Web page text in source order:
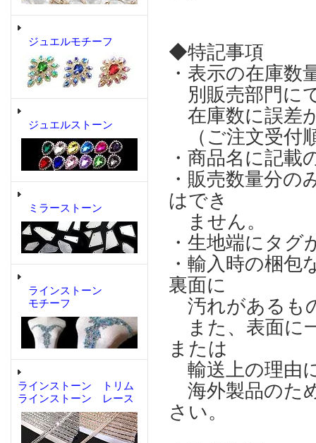
ジュエルモチーフ
ジュエルストーン
ミラーストーン
ラインストーン
モチーフ
ラインストーン トリム
ラインストーン レース
◆特記事項
・表示の在庫
別販売部門に
在庫数に誤差
（ご注文受付
・商品名に記
・販売数量分
はでき
ません。
・生地端にタ
・輸入時の梱
裏面に
汚れがあるも
また、表面に
または
輸送上の理由
海外製品のた
さい。